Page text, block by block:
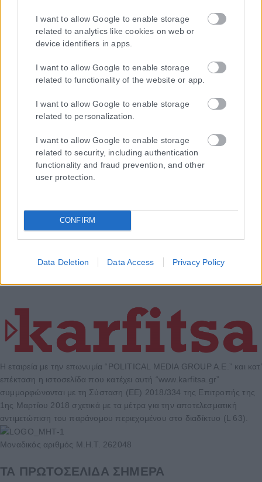
I want to allow Google to enable storage
related to analytics like cookies on web or
device identifiers in apps.
I want to allow Google to enable storage
related to functionality of the website or app.
I want to allow Google to enable storage
related to personalization.
I want to allow Google to enable storage
related to security, including authentication
functionality and fraud prevention, and other
user protection.
CONFIRM
Data Deletion Data Access Privacy Policy
Η εταιρεία με την επωνυμία “POLITICAL MEDIA GROUP A.E.” και κατ’
επέκταση η ιστοσελίδα που κατέχει αυτή “www.karfitsa.gr”
συμμορφώνονται με τη Σύσταση (ΕΕ) 2018/334 της Επιτροπής της
1ης Μαρτίου 2018 σχετικά με τα μέτρα για την αποτελεσματική
αντιμετώπιση του παράνομου περιεχομένου στο διαδίκτυο (L 63).
Μοναδικός αριθμός Μ.Η.Τ. 262048
ΤΑ ΠΡΩΤΟΣΕΛΙΔΑ ΣΗΜΕΡΑ